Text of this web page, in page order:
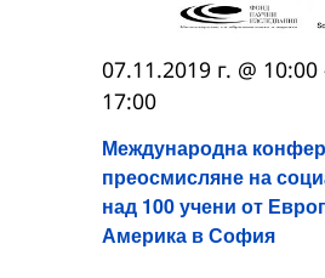
Международна
преосмисляне на
над 100 учени от
Америка в София
07.11.2019 г. @ 10:00
17:00